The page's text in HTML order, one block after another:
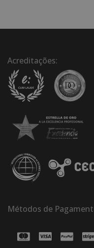
Acreditações:
Métodos de